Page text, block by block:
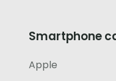
iedere
telefoon
Smartphone
Apple